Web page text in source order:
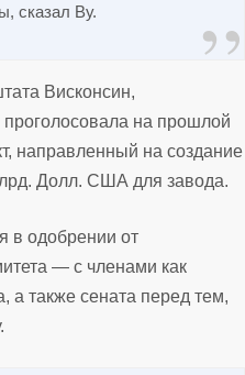
сказал Ву.
Висконсин,
проголосовала на прошлой
направленный на создание
Долл. США для завода.
в одобрении от
— с членами как
а также сената перед тем,